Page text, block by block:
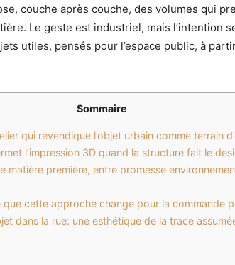
couche après couche, des volumes qui
Le geste est industriel, mais l’intention
utiles, pensés pour l’espace public, à
Sommaire
qui revendique l’objet urbain comme terrain
l’impression 3D quand la structure fait le
matière première, entre promesse
que cette approche change pour la commande
dans la rue: une esthétique de la trace